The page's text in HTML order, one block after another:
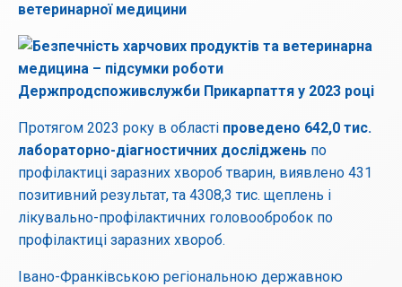
ветеринарної медицини
Протягом 2023 року в області проведено 642,0 тис.
лабораторно-діагностичних досліджень по
профілактиці заразних хвороб тварин, виявлено 431
позитивний результат, та 4308,3 тис. щеплень і
лікувально-профілактичних головообробок по
профілактиці заразних хвороб.
Івано-Франківською регіональною державною